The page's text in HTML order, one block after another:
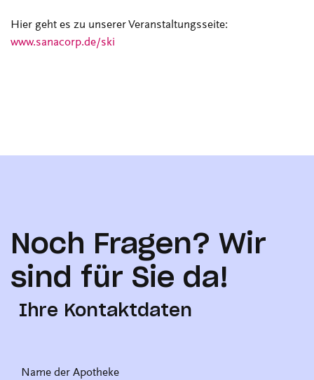
Hier geht es zu unserer Veranstaltungsseite:
www.sanacorp.de/ski
Noch Fragen? Wir
sind für Sie da!
Ihre Kontaktdaten
Name der Apotheke